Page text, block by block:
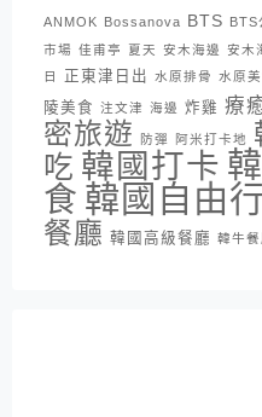
ANMOK Bossanova BTS BTS
市場 佳甫亭 夏天 安木海邊 安木
日
正東津日出 水原排骨 水原
陵美食 注文津 海邊 炸雞 療
密旅遊
防彈 阿米打卡地
吃 韓國打卡
食 韓國自由行
餐廳 韓國高級餐廳 韓牛餐